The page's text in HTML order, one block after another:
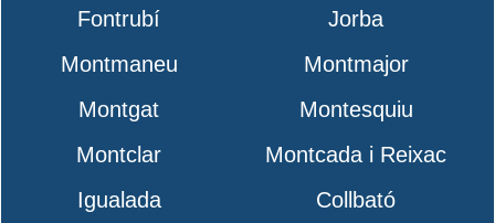
Fontrubí
Jorba
Montmaneu
Montmajor
Montgat
Montesquiu
Montclar
Montcada i Reixac
Igualada
Collbató